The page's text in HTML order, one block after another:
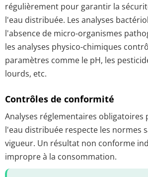
régulièrement pour garantir la
l'eau distribuée. Les analyses
l'absence de micro-organismes
les analyses physico-chimiques
paramètres comme le pH, les
lourds, etc.
Contrôles de conformité
Analyses réglementaires obligatoires
l'eau distribuée respecte les normes
vigueur. Un résultat non conforme
impropre à la consommation.